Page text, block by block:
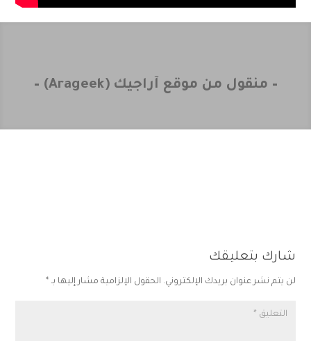
– منقول من موقع آراجيك (Arageek) –
شارك بتعليقك
لن يتم نشر عنوان بريدك الإلكتروني. الحقول الإلزامية مشار إليها بـ *